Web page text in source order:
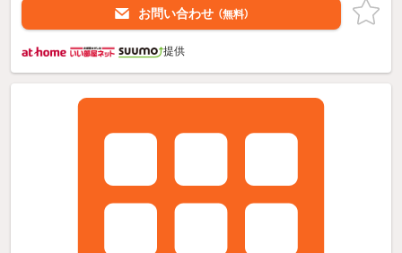
お問い合わせ （無料）
提供